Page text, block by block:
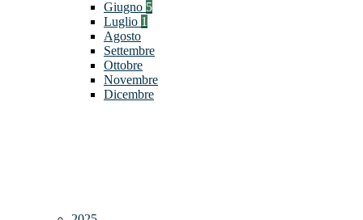
Giugno 5
Luglio 1
Agosto
Settembre
Ottobre
Novembre
Dicembre